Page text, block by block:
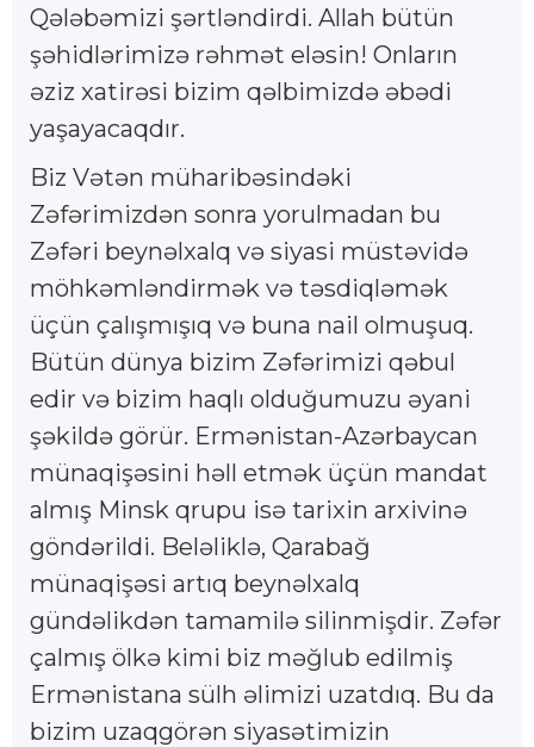
Qələbəmizi şərtləndirdi. Allah bütün
şəhidlərimizə rəhmət eləsin! Onların
əziz xatirəsi bizim qəlbimizdə əbədi
yaşayacaqdır.
Biz Vətən müharibəsindəki
Zəfərimizdən sonra yorulmadan bu
Zəfəri beynəlxalq və siyasi müstəvidə
möhkəmləndirmək və təsdiqləmək
üçün çalışmışıq və buna nail olmuşuq.
Bütün dünya bizim Zəfərimizi qəbul
edir və bizim haqlı olduğumuzu əyani
şəkildə görür. Ermənistan-Azərbaycan
münaqişəsini həll etmək üçün mandat
almış Minsk qrupu isə tarixin arxivinə
göndərildi. Beləliklə, Qarabağ
münaqişəsi artıq beynəlxalq
gündəlikdən tamamilə silinmişdir. Zəfər
çalmış ölkə kimi biz məğlub edilmiş
Ermənistana sülh əlimizi uzatdıq. Bu da
bizim uzaqgörən siyasətimizin